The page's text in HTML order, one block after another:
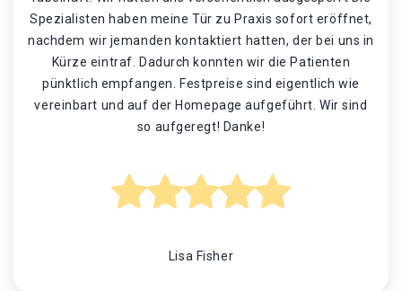
Spezialisten haben meine Tür zu Praxis sofort eröffnet,
nachdem wir jemanden kontaktiert hatten, der bei uns in
Kürze eintraf. Dadurch konnten wir die Patienten
pünktlich empfangen. Festpreise sind eigentlich wie
vereinbart und auf der Homepage aufgeführt. Wir sind
so aufgeregt! Danke!
Lisa Fisher